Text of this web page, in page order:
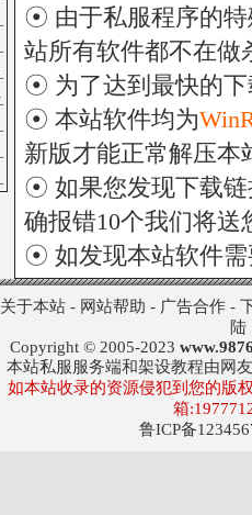
5058
4882
☉ 由于私服程序的特
站所有软件都不在做
☉ 为了达到最快的
☉ 本站软件均为
新版才能正常解压本
☉ 如果您发现下载链
确报错10个我们将送
☉ 如发现本站软件
关于本站- 网站帮助 - 广告合作-
陆
Copyright © 2005-2023
本站私服服务端和架设教程由网
如本站收录的资源侵犯到您的版
箱
鲁ICP备